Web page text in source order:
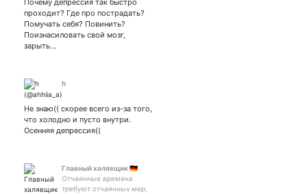
Почему депрессия так быстро
проходит? Где про пострадать?
Помучать себя? Повинить?
Поизнасиловать свой мозг,
зарыть…
h
Не знаю(( скорее всего из-за того,
что холодно и пусто внутри.
Осенняя депрессия((
Главный халявщик 🇩🇪
Отчаянные времена
требуют отчаянных мер,